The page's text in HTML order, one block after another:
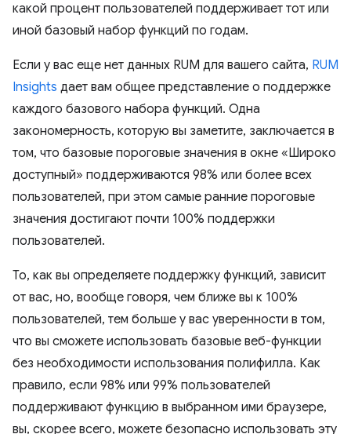
какой процент пользователей поддерживает тот или
иной базовый набор функций по годам.
Если у вас еще нет данных RUM для вашего сайта, RUM
Insights дает вам общее представление о поддержке
каждого базового набора функций. Одна
закономерность, которую вы заметите, заключается в
том, что базовые пороговые значения в окне «Широко
доступный» поддерживаются 98% или более всех
пользователей, при этом самые ранние пороговые
значения достигают почти 100% поддержки
пользователей.
То, как вы определяете поддержку функций, зависит
от вас, но, вообще говоря, чем ближе вы к 100%
пользователей, тем больше у вас уверенности в том,
что вы сможете использовать базовые веб-функции
без необходимости использования полифилла. Как
правило, если 98% или 99% пользователей
поддерживают функцию в выбранном ими браузере,
вы, скорее всего, можете безопасно использовать эту